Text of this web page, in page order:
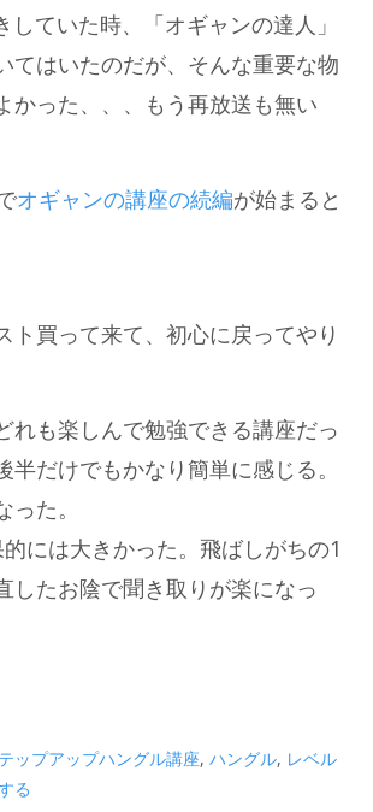
ていた時、「オギャンの達人」
てはいたのだが、そんな重要な物
かった、、、もう再放送も無い
オギャンの講座の続編が始まると
ト買って来て、初心に戻ってやり
れも楽しんで勉強できる講座だっ
だけでもかなり簡単に感じる。
た。
には大きかった。飛ばしがちの1
したお陰で聞き取りが楽になっ
ップアップハングル講座, ハングル, レベル
る